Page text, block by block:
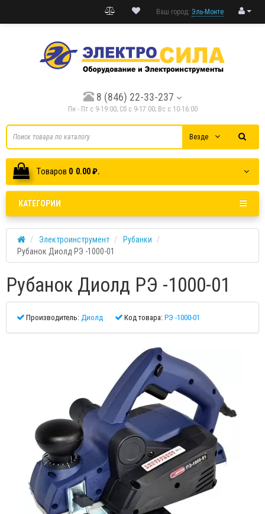
Ваш город: Эль-Монте
8 (846) 22-33-237
Пн - Пт с 9-19:00; Cб с 9-17:00; Вс с 10-16:00
Везде
Tоваров 0 0.00 ₽.
КАТЕГОРИИ
Электроинструмент
Рубанки
Рубанок Диолд РЭ -1000-01
Рубанок Диолд РЭ -1000-01
Производитель: Диолд Код товара: РЭ -1000-01